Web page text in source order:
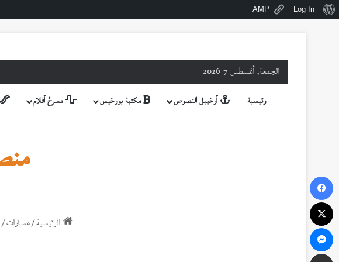
نبذةLog In
AMP
الجمعة, أغسطس 7 2026
رئيسية أرخبيل النصوص مكتبة بورخيس مسرحُ أفلام
الرئيسية/مسارات/